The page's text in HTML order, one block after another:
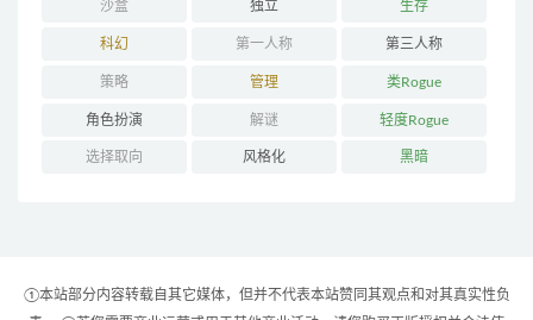
沙盒 独立 生存
科幻 第一人称 第三人称
策略 管理 类Rogue
角色扮演 解谜 轻度Rogue
选择取向 风格化 黑暗
①本站部分内容转载自其它媒体，但并不代表本站赞同其观点和对其真实性负